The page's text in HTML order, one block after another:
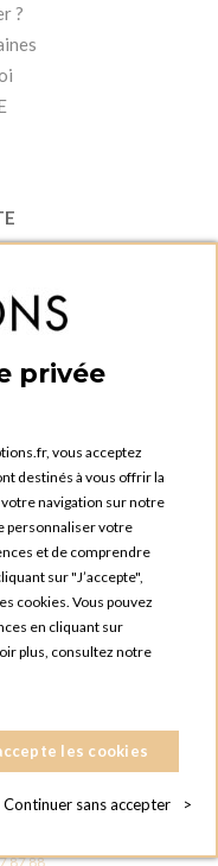
?
87 88
privée
vous acceptez
destinés à vous offrir la
navigation sur notre
personnaliser votre
et de comprendre
sur "J’accepte",
cookies. Vous pouvez
en cliquant sur
plus, consultez notre
les cookies
Continuer sans accepter >